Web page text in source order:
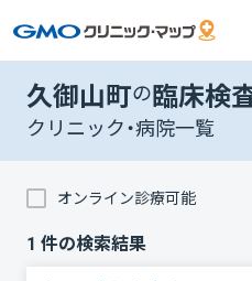
久御山町の 臨床検
クリニック・病院一覧
オンライン診療可能
1 件の検索結果